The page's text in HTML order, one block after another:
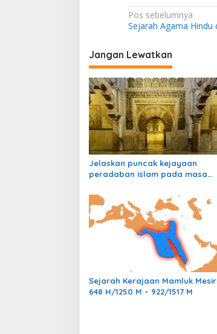
N
a
v
i
g
a
s
i
p
o
Pos sebelumnya
Sejarah Agama Hindu
Jangan Lewatkan
Jelaskan puncak kejayaan
peradaban islam pada masa
Sejarah Kerajaan Mamluk Mesir
648 H/1250 M – 922/1517 M